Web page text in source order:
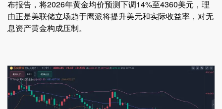
布报告，将2026年黄金均价预测下调14%至4360美元，理
由正是美联储立场趋于鹰派将提升美元和实际收益率，对无
息资产黄金构成压制。